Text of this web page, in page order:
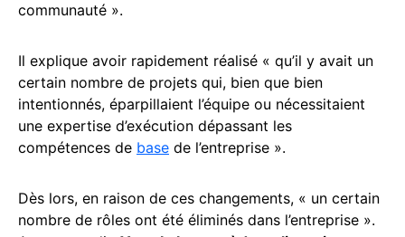
communauté ».
Il explique avoir rapidement réalisé « qu’il y avait un
certain nombre de projets qui, bien que bien
intentionnés, éparpillaient l’équipe ou nécessitaient
une expertise d’exécution dépassant les
compétences de base de l’entreprise ».
Dès lors, en raison de ces changements, « un certain
nombre de rôles ont été éliminés dans l’entreprise ».